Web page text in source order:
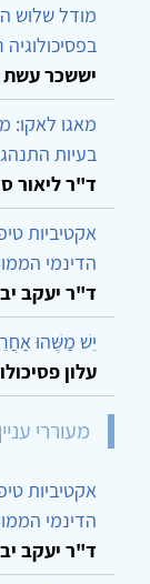
מודל שלוש
יששכר עשת
מאגו לאקו:
בעיות
ד"ר ליאור
אקטיביות
הדינמי
ד"ר יעקב
יֵשׁ מַשֶּׁהוּ
עלון
מעוררי עניין
אקטיביות
הדינמי
ד"ר יעקב